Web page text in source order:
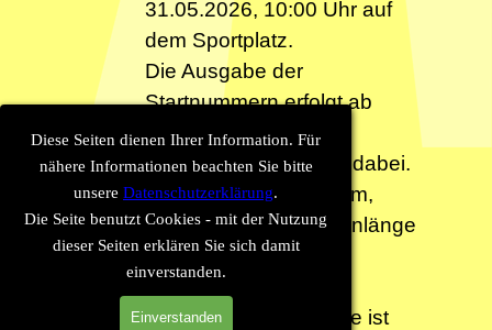
Diese Seiten dienen Ihrer Information. Für
nähere Informationen beachten Sie bitte
unsere Datenschutzerklärung.
Die Seite benutzt Cookies - mit der Nutzung
dieser Seiten erklären Sie sich damit
einverstanden.
Einverstanden
31.05.2026, 10:00 Uhr auf
dem Sportplatz.
Die Ausgabe der
Startnummern erfolgt ab
09:00 Uhr. Für jeden
Geschmack ist etwas dabei.
Ihr könnt zwischen 2km,
5km und 8km Streckenlänge
wählen.
Für Obst und Getränke ist